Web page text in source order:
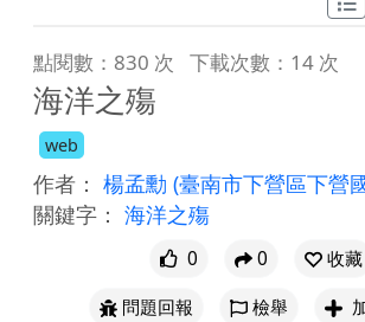
點閱數：830 次 下載次數：14 次
海洋之殤
web
作者： 楊孟勳 (臺南市下營區下營
關鍵字： 海洋之殤
0 0
收藏
問題回報
檢舉